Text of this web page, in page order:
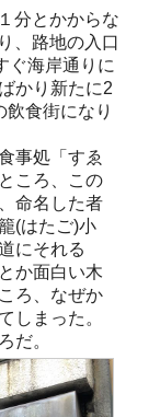
、路地の入口
ぐ海岸通りに
かり新たに2
飲食街になり
事処「すゑ
ころ、この
命名した者
(はたご)小
にそれる
か面白い木
ろ、なぜか
しまった。
だ。